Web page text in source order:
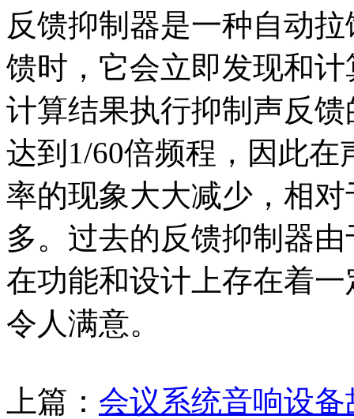
反馈抑制器是一种自动
馈时，它会立即发现和
计算结果执行抑制声反
达到1/60倍频程，因此
率的现象大大减少，相
多。过去的反馈抑制器
在功能和设计上存在着
令人满意。
上篇： 会议系统音响设